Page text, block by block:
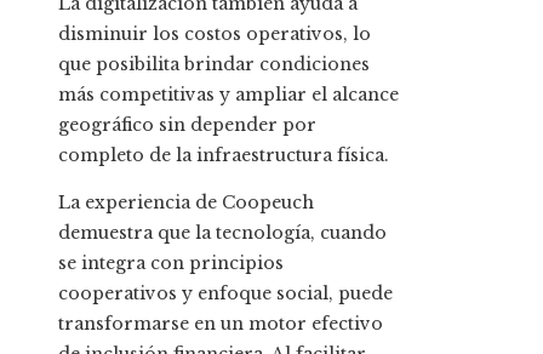
disminuir los costos operativos, lo
que posibilita brindar condiciones
más competitivas y ampliar el alcance
geográfico sin depender por
completo de la infraestructura física.
La experiencia de Coopeuch
demuestra que la tecnología, cuando
se integra con principios
cooperativos y enfoque social, puede
transformarse en un motor efectivo